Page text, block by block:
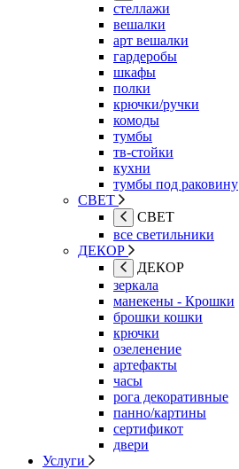
стеллажи
вешалки
арт вешалки
гардеробы
шкафы
полки
крючки/ручки
комоды
тумбы
тв-стойки
кухни
тумбы под раковину
СВЕТ
СВЕТ
все светильники
ДЕКОР
ДЕКОР
зеркала
манекены - Крошки
брошки кошки
крючки
озеленение
артефакты
часы
рога декоративные
панно/картины
сертификот
двери
Услуги